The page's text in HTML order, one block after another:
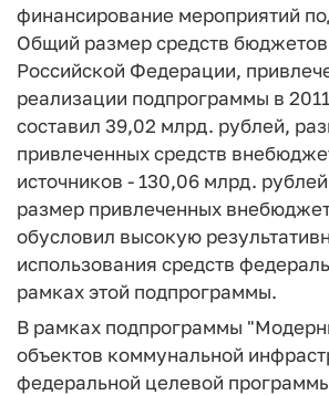
финансирование мероприятий
Общий размер средств бюджетов
Российской Федерации,
реализации подпрограммы в
составил 39,02 млрд. рублей,
привлеченных средств
источников - 130,06 млрд.
размер привлеченных
обусловил высокую
использования средств
рамках этой подпрограммы.
В рамках подпрограммы
объектов коммунальной
федеральной целевой